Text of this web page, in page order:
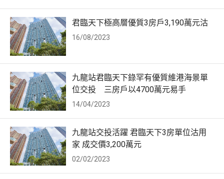
君臨天下極高層優質3房戶3,190萬元沽
16/08/2023
九龍站君臨天下錄罕有優質維港海景單
位交投 三房戶以4700萬元易手
14/04/2023
九龍站交投活躍 君臨天下3房單位沽用
家 成交價3,200萬元
02/02/2023